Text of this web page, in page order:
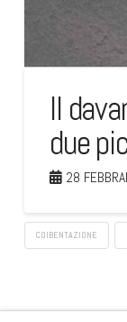
Il
due
28
COIBENTAZIONE